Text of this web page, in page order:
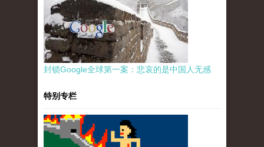
封锁Google全球第一案：悲哀的是中国人无感
特别专栏